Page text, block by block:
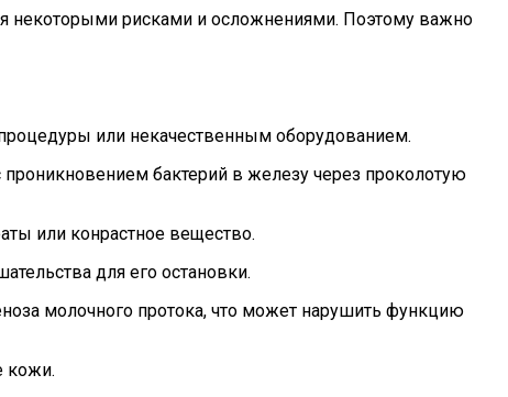
некоторыми рисками и осложнениями. Поэтому важно
или некачественным оборудованием.
бактерий в железу через проколотую
или конрастное вещество.
для его остановки.
молочного протока, что может нарушить функцию
кожи.